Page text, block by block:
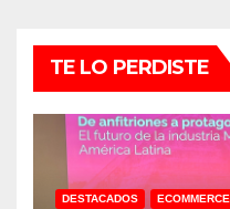
TE LO PERDISTE
DESTACADOS ECOMMERCE